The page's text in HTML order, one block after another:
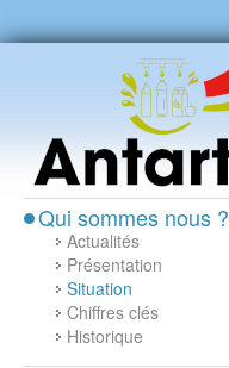
Qui sommes nous ?
Actualités
Présentation
Situation
Chiffres clés
Historique